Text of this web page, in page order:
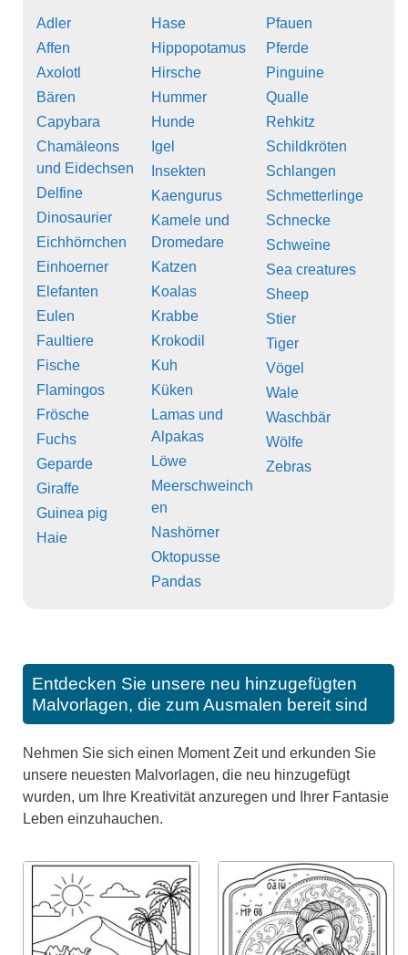
Adler
Affen
Axolotl
Bären
Capybara
Chamäleons
und Eidechsen
Delfine
Dinosaurier
Eichhörnchen
Einhoerner
Elefanten
Eulen
Faultiere
Fische
Flamingos
Frösche
Fuchs
Geparde
Giraffe
Guinea pig
Haie
Hase
Hippopotamus
Hirsche
Hummer
Hunde
Igel
Insekten
Kaengurus
Kamele und
Dromedare
Katzen
Koalas
Krabbe
Krokodil
Kuh
Küken
Lamas und
Alpakas
Löwe
Meerschweinch
en
Nashörner
Oktopusse
Pandas
Pfauen
Pferde
Pinguine
Qualle
Rehkitz
Schildkröten
Schlangen
Schmetterlinge
Schnecke
Schweine
Sea creatures
Sheep
Stier
Tiger
Vögel
Wale
Waschbär
Wölfe
Zebras
Entdecken Sie unsere neu hinzugefügten
Malvorlagen, die zum Ausmalen bereit sind
Nehmen Sie sich einen Moment Zeit und erkunden Sie
unsere neuesten Malvorlagen, die neu hinzugefügt
wurden, um Ihre Kreativität anzuregen und Ihrer Fantasie
Leben einzuhauchen.